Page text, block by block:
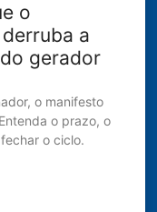
o
a
gerador
o manifesto
o prazo, o
o ciclo.